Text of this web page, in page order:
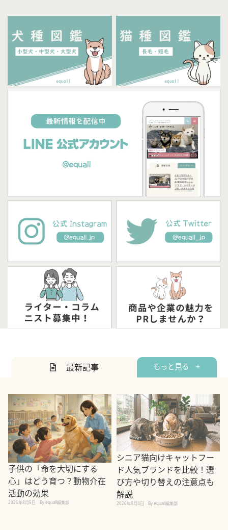
最新記事 もっと見る +
子供の「命を大切にする
心」はどう育つ？動物介在
活動の効果
2026年8月5日 By equall編集部
シニア猫向けキャットフー
ド人気ブランドを比較！選
び方や切り替えの注意点も
解説
2026年8月4日 By equall編集部